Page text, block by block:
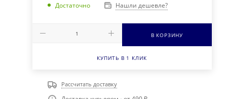
Достаточно Нашли дешевле?
В КОРЗИНУ
КУПИТЬ В 1 КЛИК
Рассчитать доставку